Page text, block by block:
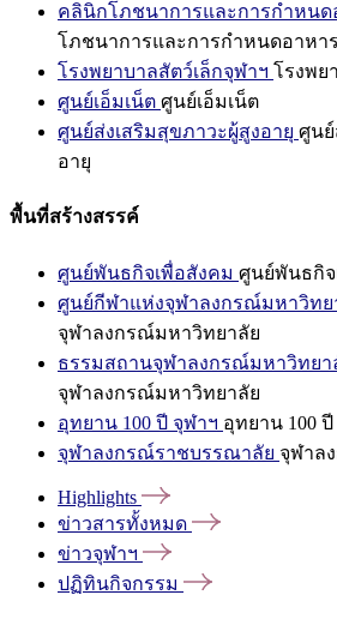
คลินิกโภชนาการและการกำหนด
โภชนาการและการกำหนดอาหาร
โรงพยาบาลสัตว์เล็กจุฬาฯ โรงพย
ศูนย์เอ็มเน็ต ศูนย์เอ็มเน็ต
ศูนย์ส่งเสริมสุขภาวะผู้สูงอายุ ศูนย์
อายุ
พื้นที่สร้างสรรค์
ศูนย์พันธกิจเพื่อสังคม ศูนย์พันธกิจ
ศูนย์กีฬาแห่งจุฬาลงกรณ์มหาวิทย
จุฬาลงกรณ์มหาวิทยาลัย
ธรรมสถานจุฬาลงกรณ์มหาวิทยา
จุฬาลงกรณ์มหาวิทยาลัย
อุทยาน 100 ปี จุฬาฯ อุทยาน 100
จุฬาลงกรณ์ราชบรรณาลัย จุฬาล
Highlights
ข่าวสารทั้งหมด
ข่าวจุฬาฯ
ปฏิทินกิจกรรม